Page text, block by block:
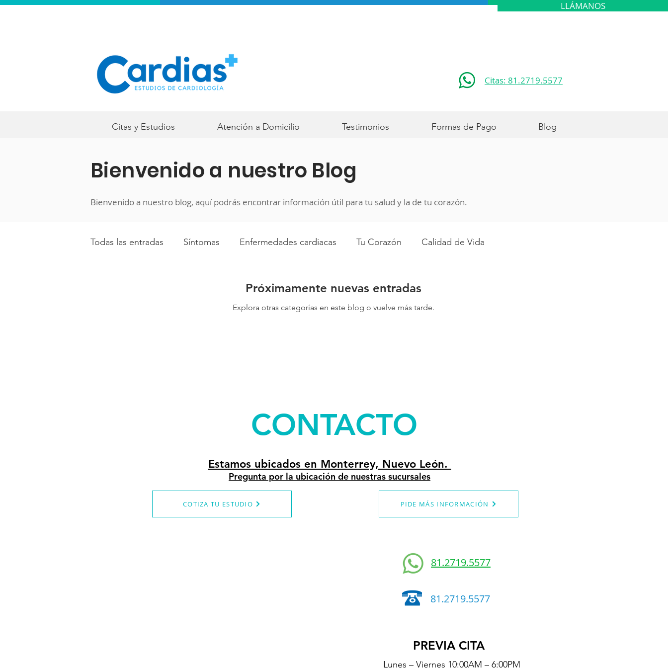
LLÁMANOS
Citas: 81.2719.5577
Citas y Estudios Atención a Domicilio Testimonios Formas de Pago Blog
Bienvenido a nuestro Blog
Bienvenido a nuestro blog, aquí podrás encontrar información útil para tu salud y la de tu corazón.
Todas las entradas Síntomas Enfermedades cardiacas Tu Corazón Calidad de Vida
Función CardiacoPróximamente nuevas entradas
Explora otras categorías en este blog o vuelve más tarde.
CONTACTO
Estamos ubicados en Monterrey, Nuevo León.
Pregunta por la ubicación de nuestras sucursales
COTIZA TU ESTUDIO PIDE MÁS INFORMACIÓN
81.2719.5577
81.2719.5577
PREVIA CITA
Lunes – Viernes 10:00AM – 6:00PM